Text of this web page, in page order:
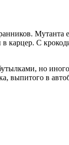
карцер. С
но
выпитого в